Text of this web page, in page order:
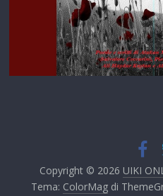
Copyright © 2026 UIKI
Tema: ColorMagdi